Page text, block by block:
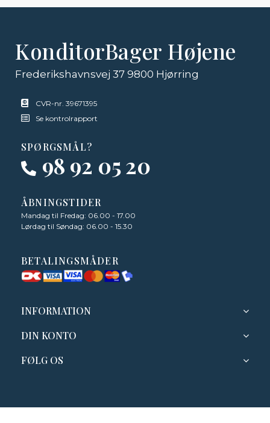
KonditorBager Højene
Frederikshavnsvej 37 9800 Hjørring
CVR-nr. 39671395
Se kontrolrapport
SPØRGSMÅL?
98 92 05 20
ÅBNINGSTIDER
Mandag til Fredag: 06.00 - 17.00
Lørdag til Søndag: 06.00 - 15.30
BETALINGSMÅDER
INFORMATION
DIN KONTO
FØLG OS